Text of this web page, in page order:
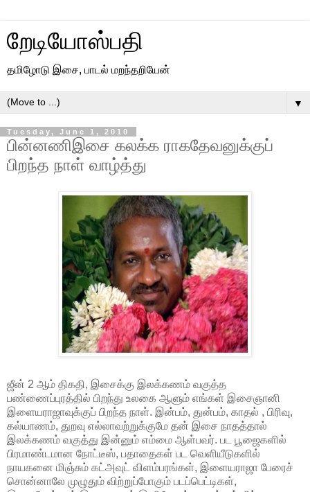
றேடியோஸ்பதி
தமிழோடு இசை, பாடல் மறந்தறியேன்
▼
Tuesday, June 1, 2010
பின்னணிஇசை கலக்க ராகதேவனுக்குப்
பிறந்த நாள் வாழ்த்து
ஜீன் 2 ஆம் திகதி, இசைக்கு இலக்கணம் வகுத்த
பண்ணைப்புரத்தில் பிறந்து உலகை ஆளும் எங்கள் இசைஞானி
இளையராஜாவுக்குப் பிறந்த நாள். இன்பம், துன்பம், காதல் , பிரிவு,
கல்யாணம், துறவு எல்லாவற்றுக்குமே தன் இசை நாதத்தால்
இலக்கணம் வகுத்து இன்னும் எம்மை ஆள்பவர். பட பூஜைகளில்
பிரமாண்டமான நோட்டீஸ், பதாதைகள் பட வெளியீடுகளில்
நாயகனை மிஞ்சும் கட்அவுட் விளம்பரங்கள், இளையராஜா பேரைச்
சொன்னாலே முழுதும் விற்றுப்போகும் படப்பெட்டிகள்,